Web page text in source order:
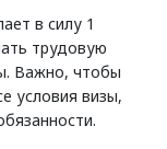
в силу 1
трудовую
Важно, чтобы
условия визы,